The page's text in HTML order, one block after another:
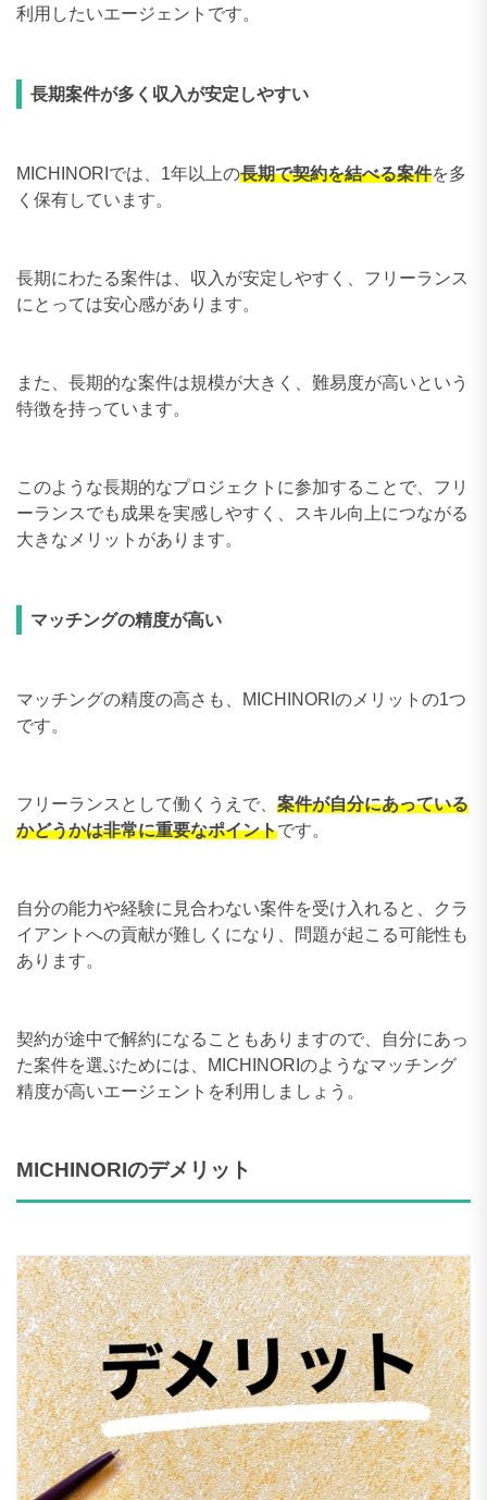
利用したいエージェントです。
長期案件が多く収入が安定しやすい
MICHINORIでは、1年以上の長期で契約を結べる案件を多
く保有しています。
長期にわたる案件は、収入が安定しやすく、フリーランス
にとっては安心感があります。
また、長期的な案件は規模が大きく、難易度が高いという
特徴を持っています。
このような長期的なプロジェクトに参加することで、フリ
ーランスでも成果を実感しやすく、スキル向上につながる
大きなメリットがあります。
マッチングの精度が高い
マッチングの精度の高さも、MICHINORIのメリットの1つ
です。
フリーランスとして働くうえで、 案件が自分にあっている
かどうかは非常に重要なポイントです。
自分の能力や経験に見合わない案件を受け入れると、クラ
イアントへの貢献が難しくになり、問題が起こる可能性も
あります。
契約が途中で解約になることもありますので、自分にあっ
た案件を選ぶためには、MICHINORIのようなマッチング
精度が高いエージェントを利用しましょう。
MICHINORIのデメリット